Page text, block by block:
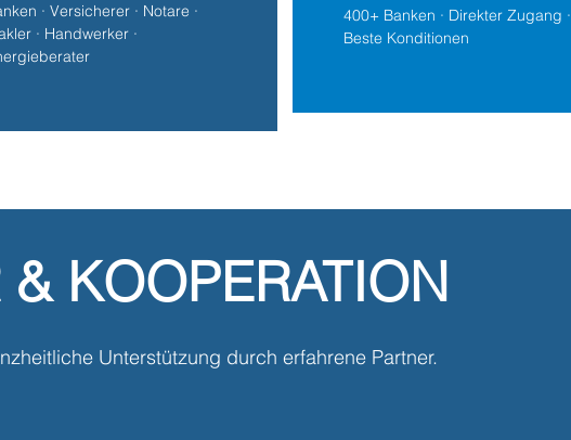
· Versicherer · Notare ·
· Handwerker ·
400+ Banken · Direkter Zugang ·
Beste Konditionen
& KOOPERATION
Unterstützung durch erfahrene Partner.